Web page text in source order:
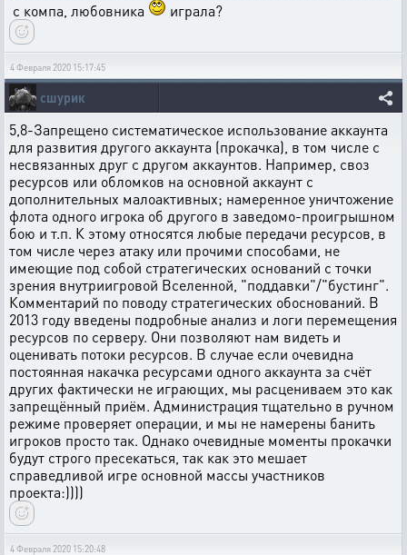
с компа, любовника
играла?
4 Февраля 2020 15:17:45
сшурик
5,8-Запрещено систематическое использование аккаунта
для развития другого аккаунта (прокачка), в том числе с
несвязанных друг с другом аккаунтов. Например, своз
ресурсов или обломков на основной аккаунт с
дополнительных малоактивных; намеренное уничтожение
флота одного игрока об другого в заведомо-проигрышном
бою и т.п. К этому относятся любые передачи ресурсов, в
том числе через атаку или прочими способами, не
имеющие под собой стратегических оснований с точки
зрения внутриигровой Вселенной, "поддавки"/"бустинг".
Комментарий по поводу стратегических обоснований. В
2013 году введены подробные анализ и логи перемещения
ресурсов по серверу. Они позволяют нам видеть и
оценивать потоки ресурсов. В случае если очевидна
постоянная накачка ресурсами одного аккаунта за счёт
других фактически не играющих, мы расцениваем это как
запрещённый приём. Администрация тщательно в ручном
режиме проверяет операции, и мы не намерены банить
игроков просто так. Однако очевидные моменты прокачки
будут строго пресекаться, так как это мешает
справедливой игре основной массы участников
проекта:))))
4 Февраля 2020 15:20:48